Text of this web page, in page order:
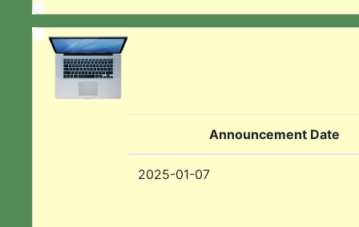
Announcement Date
2025-01-07